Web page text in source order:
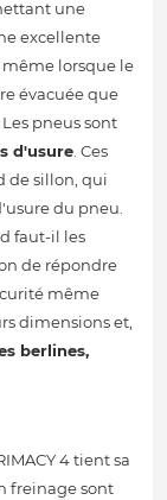
une
excellente
lorsque le
évacuée que
Les pneus sont
d'usure. Ces
de sillon, qui
du pneu.
faut-il les
de répondre
même
dimensions et,
berlines,
4 tient sa
freinage sont